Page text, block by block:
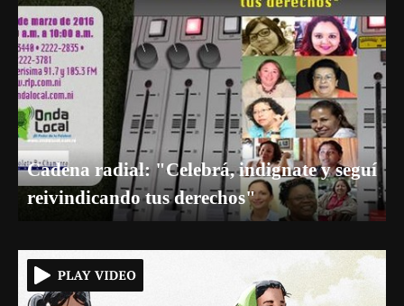
Cadena radial: "Celebrá, indignate y seguí
reivindicando tus derechos"